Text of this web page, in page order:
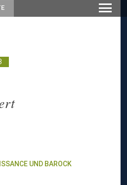
UND BAROCK